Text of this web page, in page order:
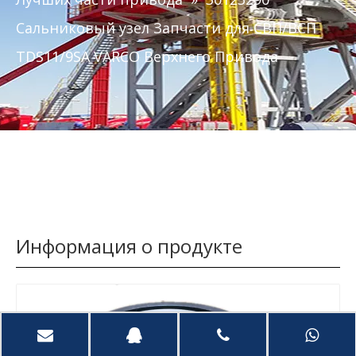
Сальниковый узел Запчасти для СВП/ВСП
TDS11/9SA VARCO Верхнего Привода
Информация о продукте